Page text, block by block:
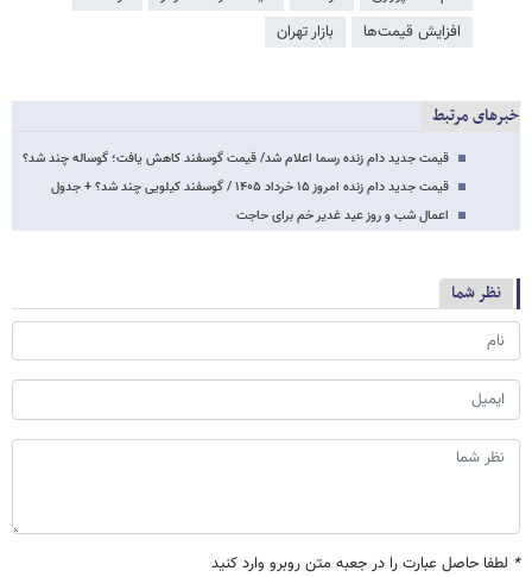
افزایش قیمت‌ها
بازار تهران
خبرهای مرتبط
قیمت جدید دام زنده رسما اعلام شد/ قیمت گوسفند کاهش یافت؛ گوساله چند شد؟
قیمت جدید دام زنده امروز ۱۵ خرداد ۱۴۰۵ / گوسفند کیلویی چند شد؟ + جدول
اعمال شب و روز عید غدیر خم برای حاجت
نظر شما
* لطفا حاصل عبارت را در جعبه متن روبرو وارد کنید